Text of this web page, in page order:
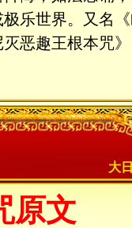
乐世界。又名
恶趣王根本咒
大
原文